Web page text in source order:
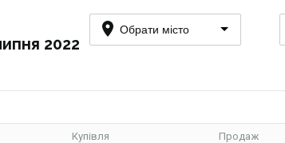
2022
Обрати місто
Купівля Продаж